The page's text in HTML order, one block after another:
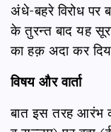
अंधे-बहरे विरोध पर
के तुरन्त बाद यह
का हक़ अदा कर
विषय और वार्ता
बात इस तरह आरंभ